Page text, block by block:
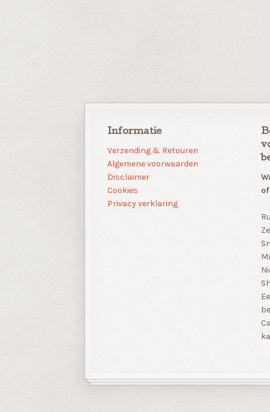
Informatie
Verzending & Retouren
Algemene voorwaarden
Disclaimer
Cookies
Privacy verklaring